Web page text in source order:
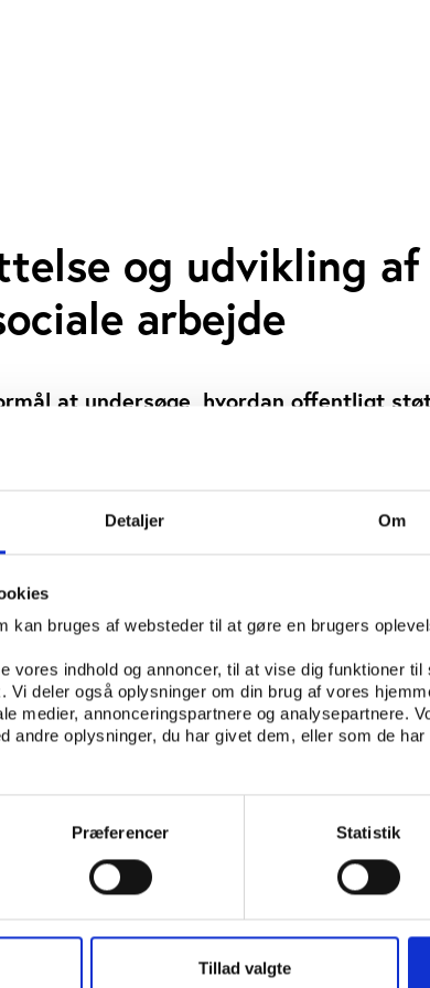
Detaljer Om
kan bruges af websteder til at gøre en brugers
vores indhold og annoncer, til at vise dig funktioner til
Vi deler også oplysninger om din brug af vores
medier, annonceringspartnere og analysepartnere.
andre oplysninger, du har givet dem, eller som de
Præferencer Statistik
Tillad valgte
og udvikling
arbejde
at undersøge, hvordan offentligt
aktører kan bidrage til at udvikle og
LINDA LUNDGAARD ANDERSEN LEIF OLSEN ANNE
OG ANALYSECENTER FOR VELFÆRD (VIVE), ROSKILDE UNIVERSITET
BØRNE-OG SOCIALMINISTERIET